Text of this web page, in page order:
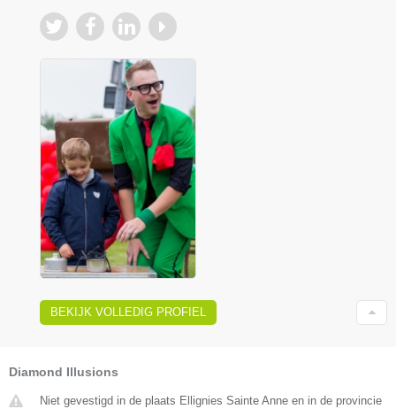
BEKIJK VOLLEDIG PROFIEL
Diamond Illusions
Niet gevestigd in de plaats Ellignies Sainte Anne en in de provincie